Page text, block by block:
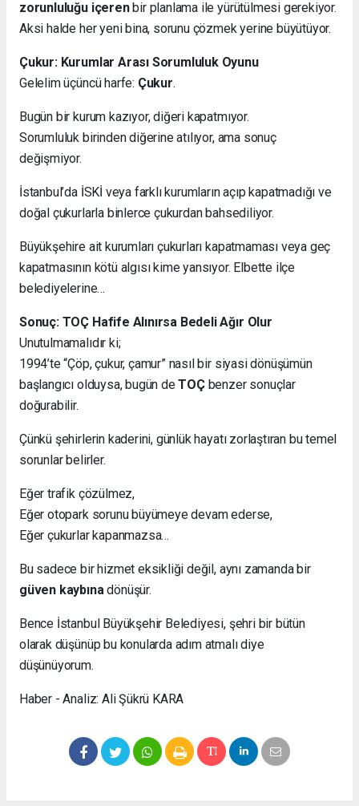
zorunluluğu içerenbir planlama ile yürütülmesi gerekiyor.
Aksi halde her yeni bina, sorunu çözmek yerine büyütüyor.
Çukur: Kurumlar Arası Sorumluluk Oyunu
Gelelim üçüncü harfe: Çukur.
Bugün bir kurum kazıyor, diğeri kapatmıyor.
Sorumluluk birinden diğerine atılıyor, ama sonuç
değişmiyor.
İstanbul’da İSKİ veya farklı kurumların açıp kapatmadığı ve
doğal çukurlarla binlerce çukurdan bahsediliyor.
Büyükşehire ait kurumları çukurları kapatmaması veya geç
kapatmasının kötü algısı kime yansıyor. Elbette ilçe
belediyelerine…
Sonuç: TOÇ Hafife Alınırsa Bedeli Ağır Olur
Unutulmamalıdır ki;
1994’te “Çöp, çukur, çamur” nasıl bir siyasi dönüşümün
başlangıcı olduysa, bugün deTOÇbenzer sonuçlar
doğurabilir.
Çünkü şehirlerin kaderini, günlük hayatı zorlaştıran bu temel
sorunlar belirler.
Eğer trafik çözülmez,
Eğer otopark sorunu büyümeye devam ederse,
Eğer çukurlar kapanmazsa…
Bu sadece bir hizmet eksikliği değil, aynı zamanda bir
güven kaybına dönüşür.
Bence İstanbul Büyükşehir Belediyesi, şehri bir bütün
olarak düşünüp bu konularda adım atmalı diye
düşünüyorum.
Haber - Analiz: Ali Şükrü KARA